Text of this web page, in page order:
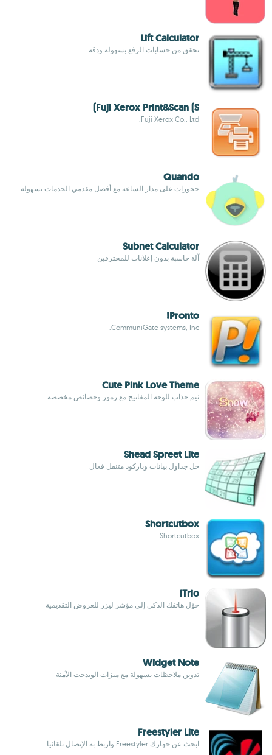
Lift Calculator
تحقق من حسابات الرفع بسهولة ودقة
Fuji Xerox Print&Scan (S)
Fuji Xerox Co., Ltd.
Quando
حجوزات على مدار الساعة مع أفضل مقدمي الخدمات بسهولة
Subnet Calculator
آلة حاسبة بدون إعلانات للمحترفين
Pronto!
CommuniGate systems, Inc.
Cute Pink Love Theme
ثيم جذاب للوحة المفاتيح مع رموز وخصائص مخصصة
Shead Spreet Lite
حل جداول بيانات وباركود متنقل فعال
Shortcutbox
Shortcutbox
iTrio
حوّل هاتفك الذكي إلى مؤشر ليزر للعروض التقديمية
Widget Note
تدوين ملاحظات بسهولة مع ميزات الويدجت الآمنة
Freestyler Lite
ابحث عن جهازك Freestyler واربط به الإتصال تلقائيا